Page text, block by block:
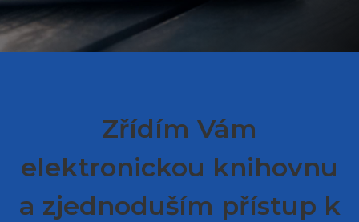
Zřídím Vám
elektronickou knihovnu
a zjednoduším přístup k